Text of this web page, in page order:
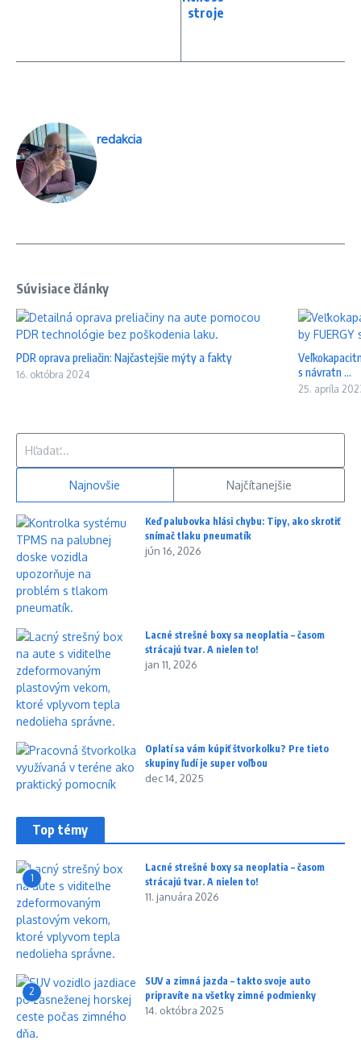
stroje
redakcia
Súvisiace články
PDR oprava preliačin: Najčastejšie mýty a fakty
16. októbra 2024
s návratn ...
25. apríla
Najnovšie Najčítanejšie
Keď palubovka hlási chybu: Tipy, ako skrotiť
snímač tlaku pneumatík
jún 16, 2026
Lacné strešné boxy sa neoplatia – časom
strácajú tvar. A nielen to!
jan 11, 2026
Oplatí sa vám kúpiť štvorkolku? Pre tieto
skupiny ľudí je super voľbou
dec 14, 2025
Top témy
1
Lacné strešné boxy sa neoplatia – časom
strácajú tvar. A nielen to!
11. januára 2026
2
SUV a zimná jazda – takto svoje auto
pripravíte na všetky zimné podmienky
14. októbra 2025